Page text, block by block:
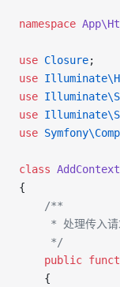
namespace
use Closure;
use
use
use
use
class AddContext
{
    /**
* 处理传入请
     */
    public
    {